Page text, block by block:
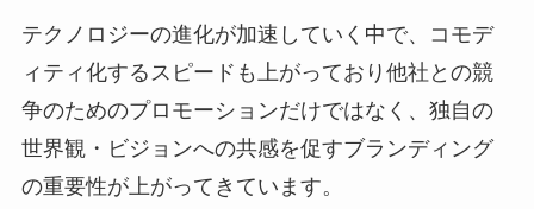
テクノロジーの進化が加速していく中で、コモデ
ィティ化するスピードも上がっており他社との競
争のためのプロモーションだけではなく、独自の
世界観・ビジョンへの共感を促すブランディング
の重要性が上がってきています。